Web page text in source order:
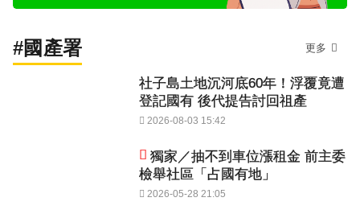
#國產署 更多
社子島土地沉河底60年！浮覆竟遭
登記國有 後代提告討回祖產
2026-08-03 15:42
獨家／抽不到車位漲租金 前主委
檢舉社區「占國有地」
2026-05-28 21:05